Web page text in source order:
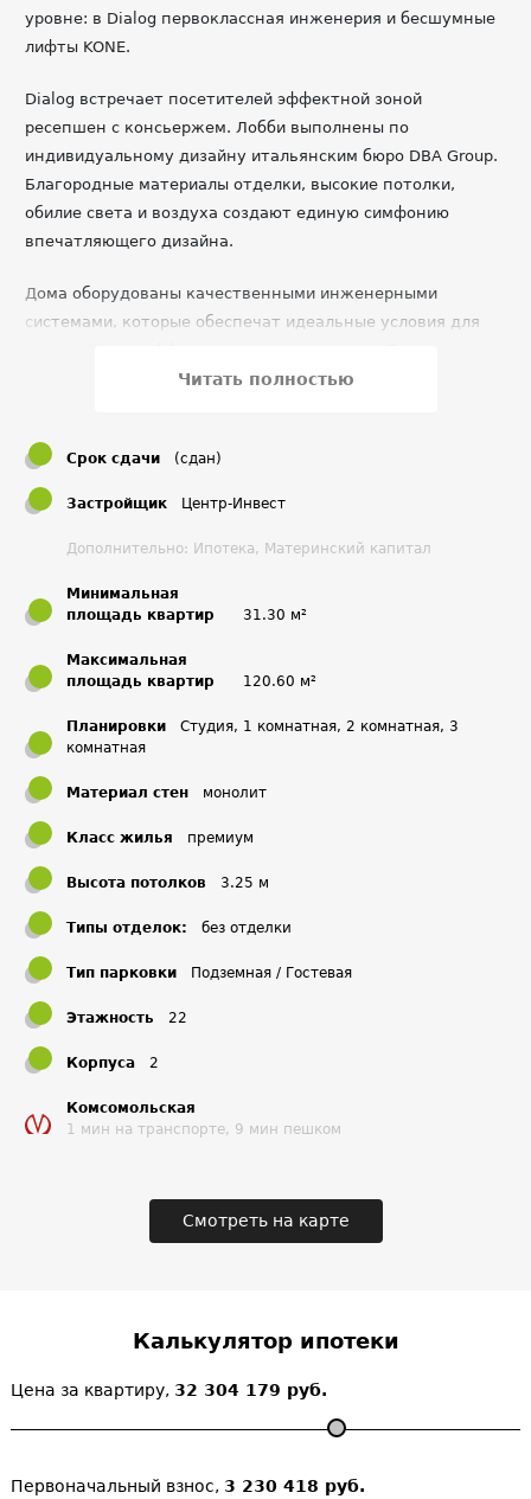
уровне: в Dialog первоклассная инженерия и бесшумные
лифты KONE.
Dialog встречает посетителей эффектной зоной
ресепшен с консьержем. Лобби выполнены по
индивидуальному дизайну итальянским бюро DBA Group.
Благородные материалы отделки, высокие потолки,
обилие света и воздуха создают единую симфонию
впечатляющего дизайна.
Дома оборудованы качественными инженерными
системами, которые обеспечат идеальные условия для
звукоизоляцией подарят тишину и уют.
помогут создать в доме идеальную атмосферу в любое
время года.
Система высокой очистки избавит воздух от городской
его.
Особое внимание мы уделили очистке воды. Наша
гордость — система многоступенчатой фильтрации:
очищение воды от солей и тяжёлых металлов,
тонкая очистка до состояния питьевой.
Читать полностью
Срок сдачи (сдан)
Застройщик Центр-Инвест
Дополнительно: Ипотека, Материнский капитал
Минимальная
площадь квартир
31.30 м²
Максимальная
площадь квартир
120.60 м²
Планировки
Студия, 1 комнатная, 2 комнатная, 3
комнатная
Материал стен монолит
Класс жилья премиум
Высота потолков 3.25 м
Типы отделок: без отделки
Тип парковки Подземная / Гостевая
Этажность 22
Корпуса 2
Комсомольская
1 мин на транспорте, 9 мин пешком
Смотреть на карте
Калькулятор ипотеки
Цена за квартиру, 32 304 179 руб.
Первоначальный взнос, 3 230 418 руб.